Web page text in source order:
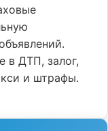
в ДТП, залог,
и штрафы.